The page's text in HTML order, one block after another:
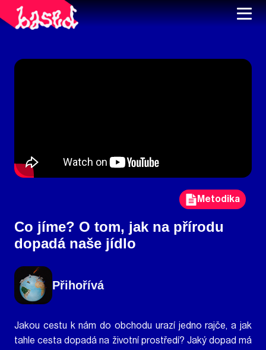
Metodika
Co jíme? O tom, jak na přírodu
dopadá naše jídlo
Přihořívá
Jakou cestu k nám do obchodu urazí jedno rajče, a jak
tahle cesta dopadá na životní prostředí? Jaký dopad má